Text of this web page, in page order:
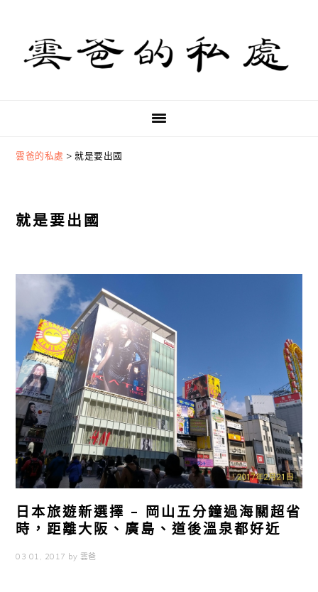
primary
navigation
content
primary
sidebar
雲爸的私處 >就是要出國
就是要出國
日本旅遊新選擇 – 岡山五分鐘過海關超省
時，距離大阪、廣島、道後溫泉都好近
03 01, 2017 by 雲爸